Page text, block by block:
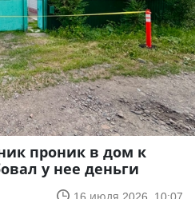
проник в дом к
у нее деньги